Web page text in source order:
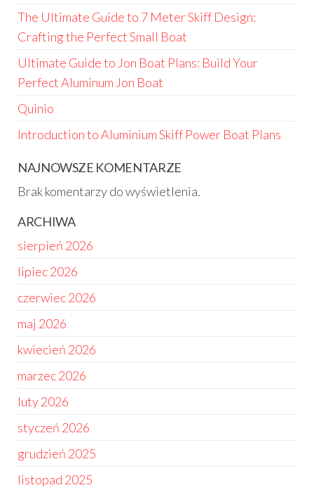
The Ultimate Guide to 7 Meter Skiff Design:
Crafting the Perfect Small Boat
Ultimate Guide to Jon Boat Plans: Build Your
Perfect Aluminum Jon Boat
Quinio
Introduction to Aluminium Skiff Power Boat Plans
NAJNOWSZE KOMENTARZE
Brak komentarzy do wyświetlenia.
ARCHIWA
sierpień 2026
lipiec 2026
czerwiec 2026
maj 2026
kwiecień 2026
marzec 2026
luty 2026
styczeń 2026
grudzień 2025
listopad 2025